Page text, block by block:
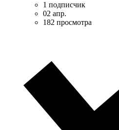
1 подписчик
02 апр.
182 просмотра